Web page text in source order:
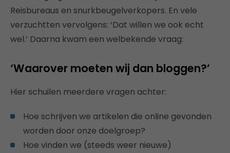
Reisbureaus en snurkbeugelverkopers. En vele
verzuchtten vervolgens: ‘Dat willen we ook echt
wel.’ Daarna kwam een welbekende vraag:
‘Waarover moeten wij dan bloggen?’
Hier schuilen meerdere vragen achter:
Hoe schrijven we artikelen die online gevonden
worden door onze doelgroep?
Hoe vinden we (steeds weer nieuwe)